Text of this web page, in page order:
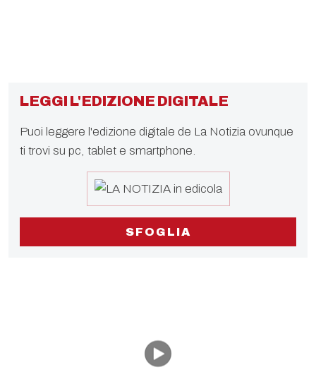
LEGGI L'EDIZIONE DIGITALE
Puoi leggere l'edizione digitale de La Notizia ovunque
ti trovi su pc, tablet e smartphone.
SFOGLIA